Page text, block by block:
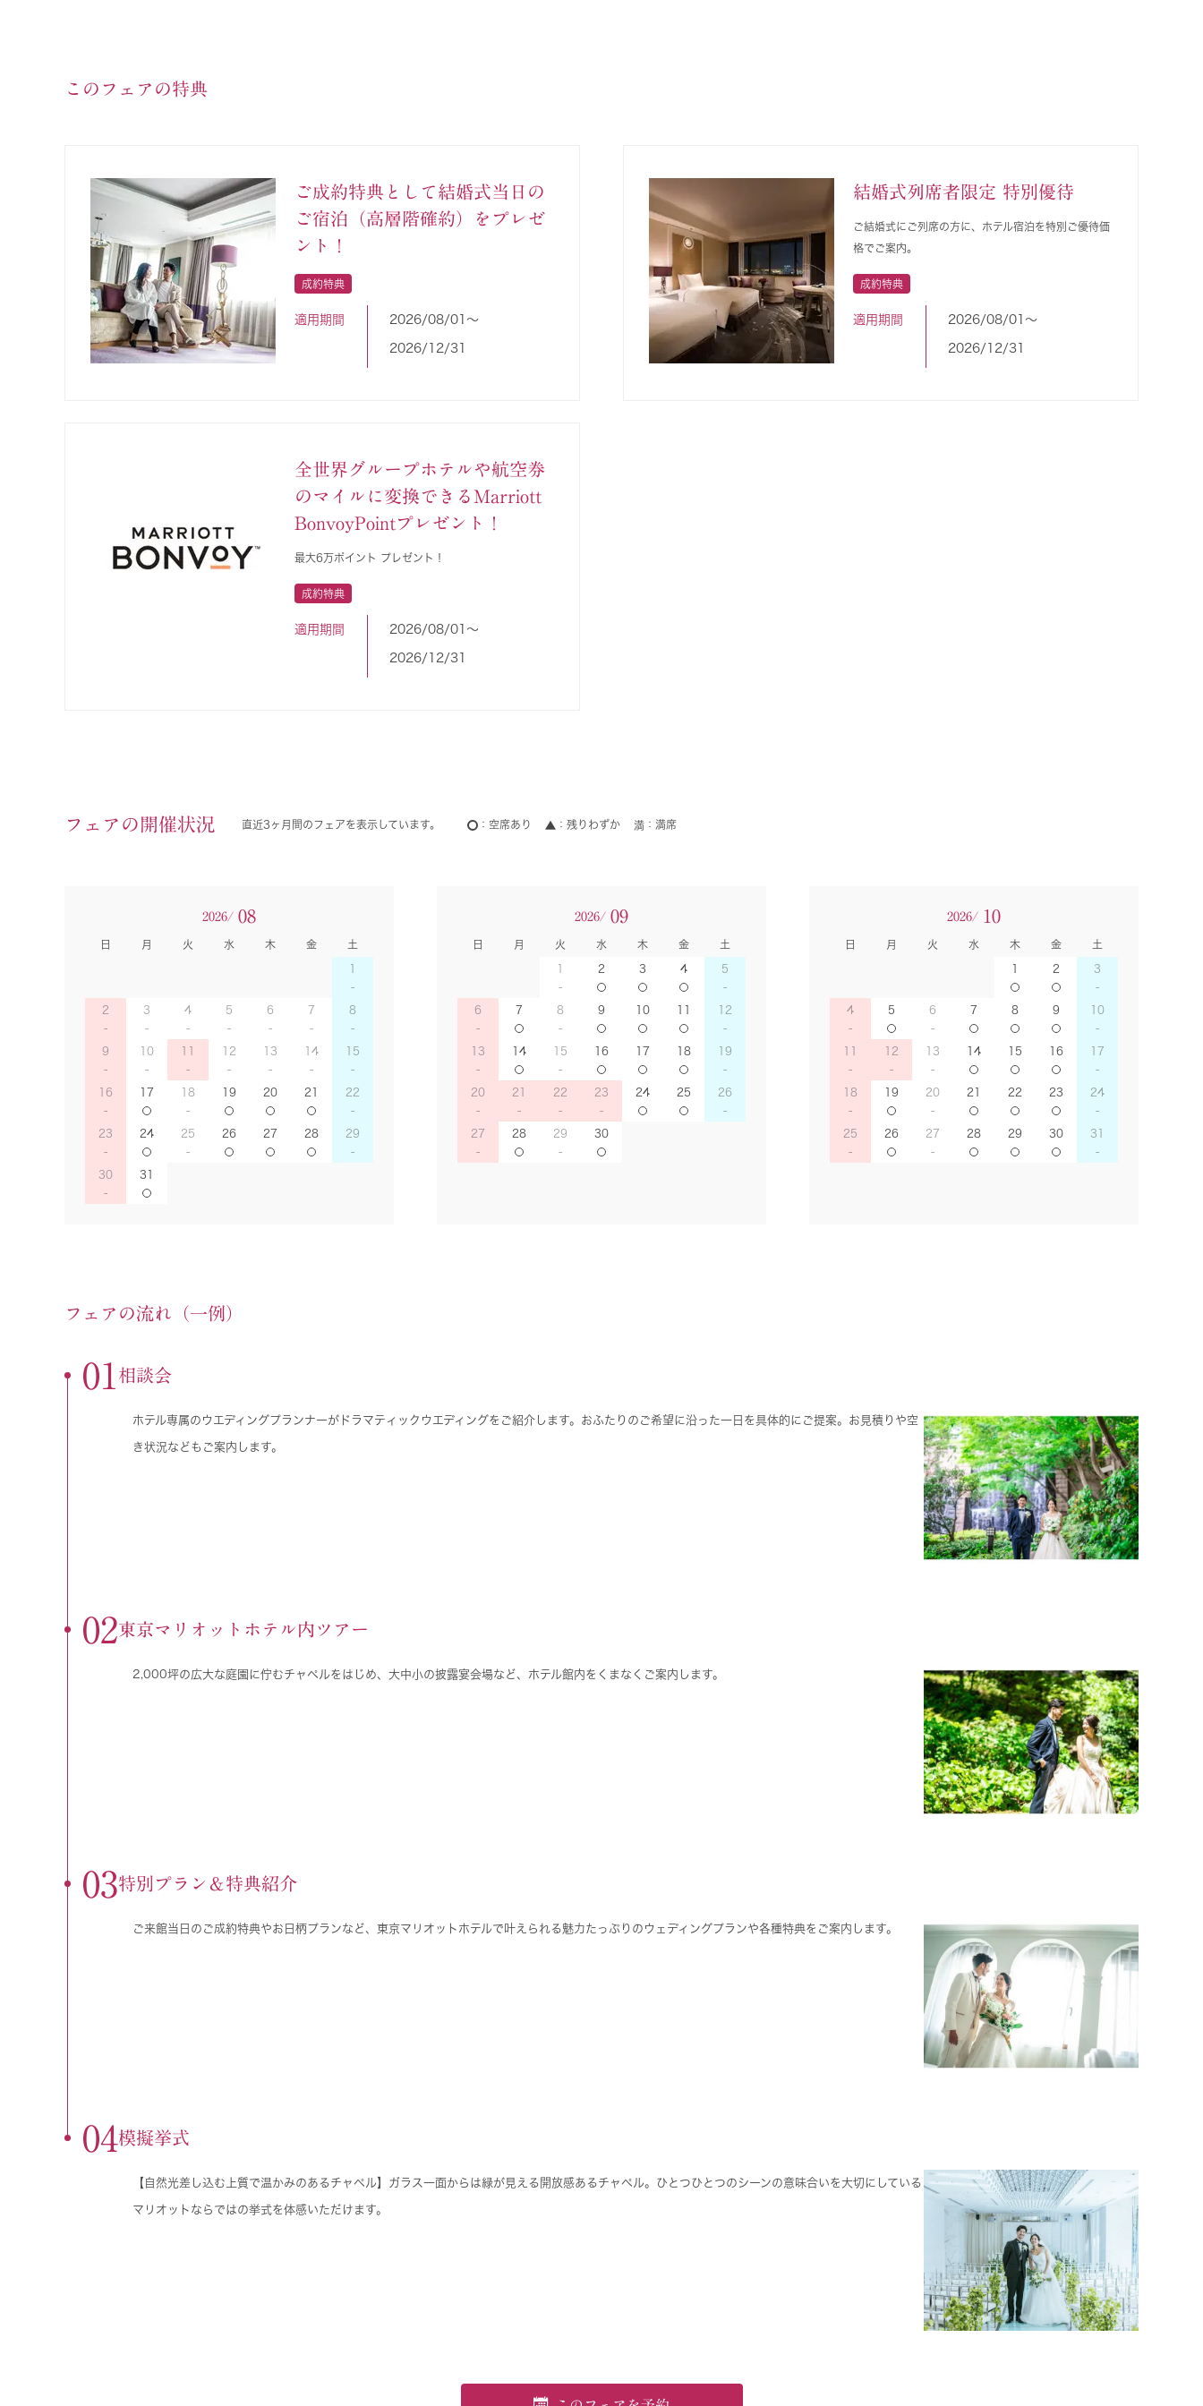
このフェアの特典
ご成約特典として結婚式当日の
ご宿泊（高層階確約）をプレゼ
ント！
成約特典
適用期間 2026/08/01〜
2026/12/31
結婚式列席者限定 特別優待
ご結婚式にご列席の方に、ホテル宿泊を特別ご優待価
格でご案内。
成約特典
適用期間 2026/08/01〜
2026/12/31
全世界グループホテルや航空券
のマイルに変換できるMarriott
BonvoyPointプレゼント！
最大6万ポイント プレゼント！
成約特典
適用期間 2026/08/01〜
2026/12/31
フェアの開催状況 直近3ヶ月間のフェアを表示しています。 空席あり 残りわずか 満席
2026/ 08
日 月 火 水 木 金 土
1
2 3 4 5 6 7 8
9 10 11 12 13 14 15
16 17 18 19 20 21 22
23 24 25 26 27 28 29
30 31
2026/ 09
日 月 火 水 木 金 土
1 2 3 4 5
6 7 8 9 10 11 12
13 14 15 16 17 18 19
20 21 22 23 24 25 26
27 28 29 30
2026/ 10
日 月 火 水 木 金 土
1 2 3
4 5 6 7 8 9 10
11 12 13 14 15 16 17
18 19 20 21 22 23 24
25 26 27 28 29 30 31
フェアの流れ（一例）
01 相談会
ホテル専属のウエディングプランナーがドラマティックウエディングをご紹介します。おふたりのご希望に沿った一日を具体的にご提案。お見積りや空
き状況などもご案内します。
02東京マリオットホテル内ツアー
2,000坪の広大な庭園に佇むチャペルをはじめ、大中小の披露宴会場など、ホテル館内をくまなくご案内します。
03特別プラン＆特典紹介
ご来館当日のご成約特典やお日柄プランなど、東京マリオットホテルで叶えられる魅力たっぷりのウェディングプランや各種特典をご案内します。
04模擬挙式
【自然光差し込む上質で温かみのあるチャペル】ガラス一面からは緑が見える開放感あるチャペル。ひとつひとつのシーンの意味合いを大切にしている
マリオットならではの挙式を体感いただけます。